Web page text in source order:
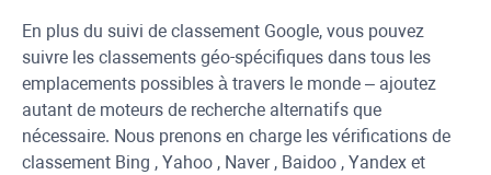
En plus du suivi de classement Google, vous pouvez
suivre les classements géo-spécifiques dans tous les
emplacements possibles à travers le monde – ajoutez
autant de moteurs de recherche alternatifs que
nécessaire. Nous prenons en charge les vérifications de
classement Bing , Yahoo , Naver, Baidoo , Yandex et